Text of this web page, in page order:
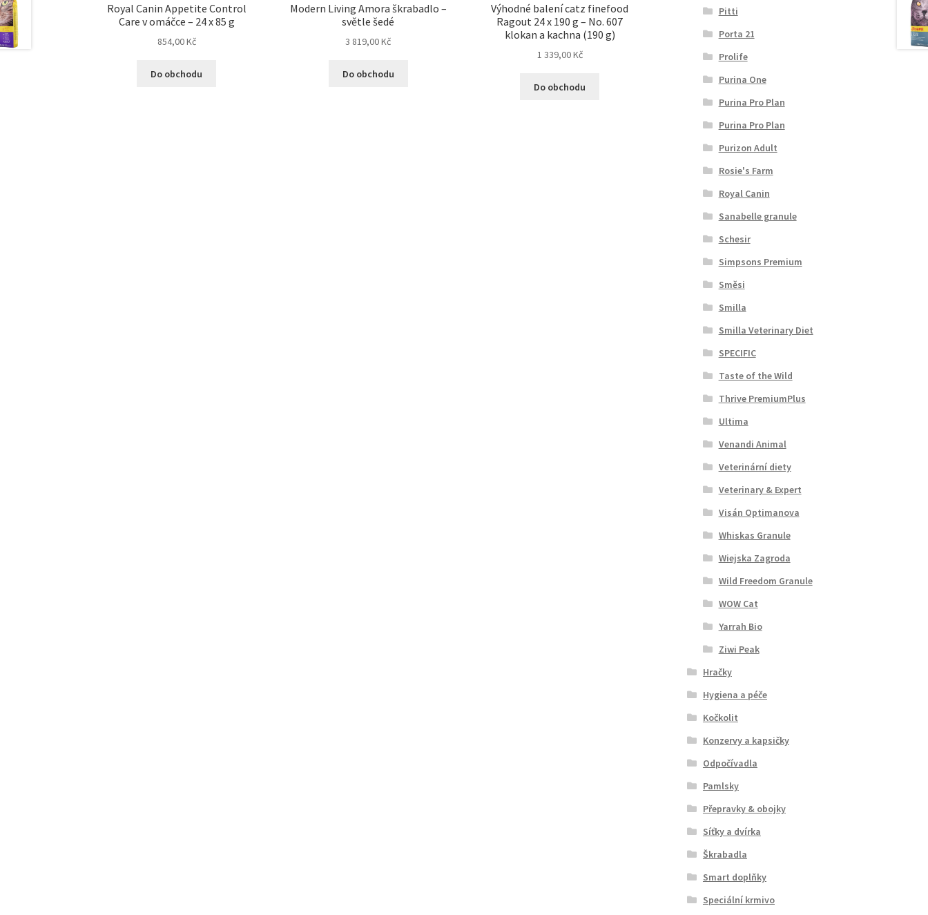
Royal Canin Appetite Control
Care v omáčce – 24 x 85 g
854,00Kč
Do obchodu
Modern Living Amora škrabadlo –
světle šedé
3 819,00Kč
Do obchodu
Výhodné balení catz finefood
Ragout 24 x 190 g – No. 607
klokan a kachna (190 g)
1 339,00Kč
Do obchodu
Pitti
Porta 21
Prolife
Purina One
Purina Pro Plan
Purina Pro Plan
Purizon Adult
Rosie's Farm
Royal Canin
Sanabelle granule
Schesir
Simpsons Premium
Směsi
Smilla
Smilla Veterinary Diet
SPECIFIC
Taste of the Wild
Thrive PremiumPlus
Ultima
Venandi Animal
Veterinární diety
Veterinary & Expert
Visán Optimanova
Whiskas Granule
Wiejska Zagroda
Wild Freedom Granule
WOW Cat
Yarrah Bio
Ziwi Peak
Hračky
Hygiena a péče
Kočkolit
Konzervy a kapsičky
Odpočívadla
Pamlsky
Přepravky & obojky
Síťky a dvírka
Škrabadla
Smart doplňky
Speciální krmivo